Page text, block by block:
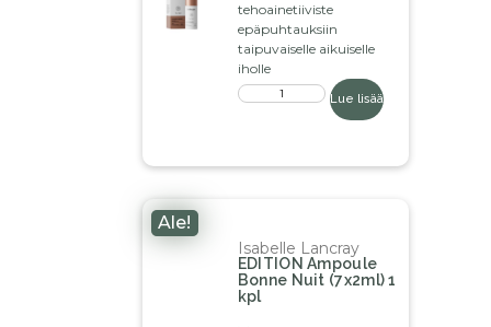
tehoainetiiviste
epäpuhtauksiin
taipuvaiselle aikuiselle
iholle
Lue lisää
Ale!
Isabelle Lancray
EDITION Ampoule
Bonne Nuit (7x2ml) 1
kpl